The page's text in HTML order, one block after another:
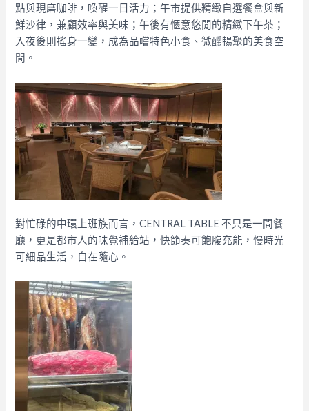
點與現磨咖啡，喚醒一日活力；午市提供精緻自選餐盒與新
鮮沙律，兼顧效率與美味；午後有愜意悠閒的精緻下午茶；
入夜後則搖身一變，成為品嚐特色小食、微醺暢聚的美食空
間。
對忙碌的中環上班族而言，CENTRAL TABLE 不只是一間餐
廳，更是都市人的味覺補給站，快節奏可飽腹充能，慢時光
可細品生活，自在隨心。